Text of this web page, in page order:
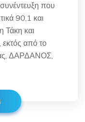
που
90,1 και
Τάκη και
από το
ΔΑΡΔΑΝΟΣ,